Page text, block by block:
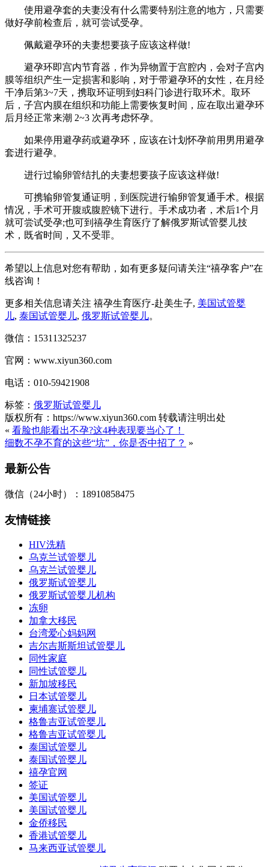
使用避孕套的夫妻没有什么需要特别注意的地方，只需要
做好孕前检查后，就可尝试受孕。
佩戴避孕环的夫妻想要孩子应该这样做!
避孕环即宫内节育器，作为异物置于宫腔内，会对子宫内
膜等组织产生一定损害和影响，对于带避孕环的女性，在月经
干净后第3~7天，携取环证明到妇科门诊进行取环术。取环
后，子宫内膜在组织和功能上需要恢复时间，应在取出避孕环
后月经正常来潮 2~3 次再考虑怀孕。
如果停用避孕药或避孕环，应该在计划怀孕前用男用避孕
套进行避孕。
进行过输卵管结扎的夫妻想要孩子应该这样做!
可携输卵管复通证明，到医院进行输卵管复通手术。根据
情况，手术可开腹或腹腔镜下进行。手术成功者，术后1个月
就可尝试受孕;也可到禧孕生育医疗了解俄罗斯试管婴儿技
术，既省时间，又不受罪。
希望以上信息对您有帮助，如有更多疑问请关注“禧孕客户”在
线咨询！
更多相关信息请关注 禧孕生育医疗-赴美生子, 美国试管婴
儿, 泰国试管婴儿, 俄罗斯试管婴儿。
微信：15311325237
官网：www.xiyun360.com
电话：010-59421908
标签： 俄罗斯试管婴儿
版权所有：https://www.xiyun360.com 转载请注明出处
« 看脸也能看出不孕?这4种表现要当心了！
细数不孕不育的这些“坑”，你是否中招了？ »
最新公告
微信（24小时）：18910858475
友情链接
HIV洗精
乌克兰试管婴儿
乌克兰试管婴儿
俄罗斯试管婴儿
俄罗斯试管婴儿机构
冻卵
加拿大移民
台湾爱心妈妈网
吉尔吉斯斯坦试管婴儿
同性家庭
同性试管婴儿
新加坡移民
日本试管婴儿
柬埔寨试管婴儿
格鲁吉亚试管婴儿
格鲁吉亚试管婴儿
泰国试管婴儿
泰国试管婴儿
禧孕官网
签证
美国试管婴儿
美国试管婴儿
金侨移民
香港试管婴儿
马来西亚试管婴儿